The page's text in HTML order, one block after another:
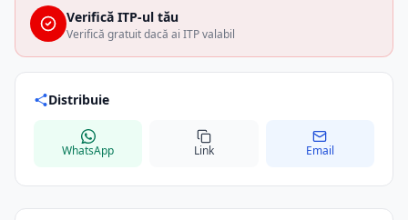
Verifică ITP-ul tău
Verifică gratuit dacă ai ITP valabil
Distribuie
WhatsApp Link Email